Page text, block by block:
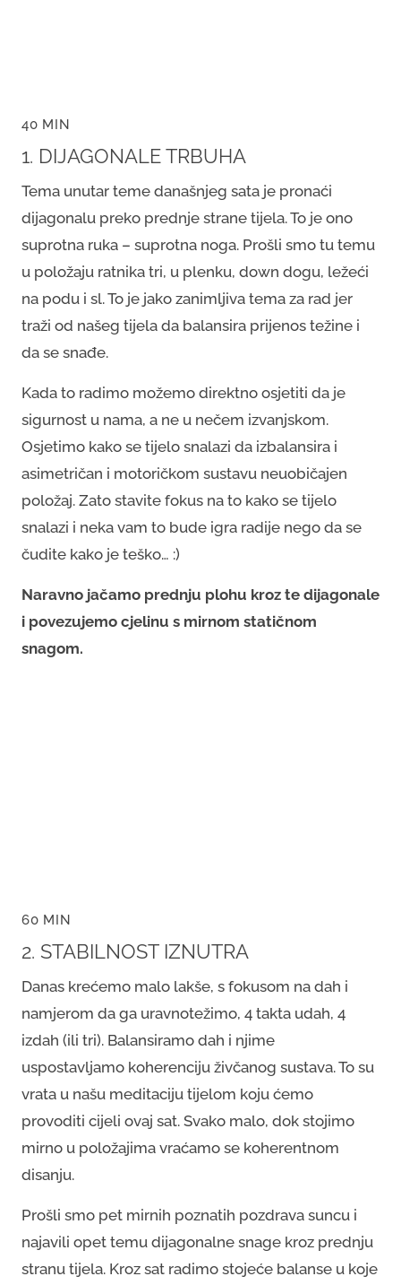
40 MIN
1. DIJAGONALE TRBUHA
Tema unutar teme današnjeg sata je pronaći
dijagonalu preko prednje strane tijela. To je ono
suprotna ruka – suprotna noga. Prošli smo tu temu
u položaju ratnika tri, u plenku, down dogu, ležeći
na podu i sl. To je jako zanimljiva tema za rad jer
traži od našeg tijela da balansira prijenos težine i
da se snađe.
Kada to radimo možemo direktno osjetiti da je
sigurnost u nama, a ne u nečem izvanjskom.
Osjetimo kako se tijelo snalazi da izbalansira i
asimetričan i motoričkom sustavu neuobičajen
položaj. Zato stavite fokus na to kako se tijelo
snalazi i neka vam to bude igra radije nego da se
čudite kako je teško… :)
Naravno jačamo prednju plohu kroz te dijagonale
i povezujemo cjelinu s mirnom statičnom
snagom.
60 MIN
2. STABILNOST IZNUTRA
Danas krećemo malo lakše, s fokusom na dah i
namjerom da ga uravnotežimo, 4 takta udah, 4
izdah (ili tri). Balansiramo dah i njime
uspostavljamo koherenciju živčanog sustava. To su
vrata u našu meditaciju tijelom koju ćemo
provoditi cijeli ovaj sat. Svako malo, dok stojimo
mirno u položajima vraćamo se koherentnom
disanju.
Prošli smo pet mirnih poznatih pozdrava suncu i
najavili opet temu dijagonalne snage kroz prednju
stranu tijela. Kroz sat radimo stojeće balanse u koje